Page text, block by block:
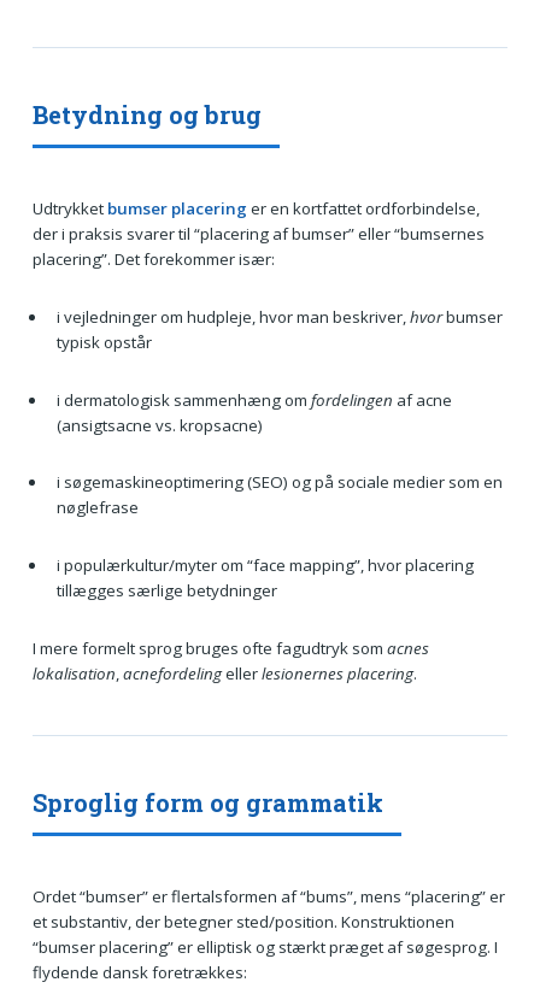
Betydning og brug
Udtrykket bumser placering er en kortfattet ordforbindelse,
der i praksis svarer til “placering af bumser” eller “bumsernes
placering”. Det forekommer især:
i vejledninger om hudpleje, hvor man beskriver,hvorbumser
typisk opstår
i dermatologisk sammenhæng om fordelingen af acne
(ansigtsacne vs. kropsacne)
i søgemaskineoptimering (SEO) og på sociale medier som en
nøglefrase
i populærkultur/myter om “face mapping”, hvor placering
tillægges særlige betydninger
I mere formelt sprog bruges ofte fagudtryk som acnes
lokalisation acnefordelingellerlesionernes placering.
Sproglig form og grammatik
Ordet “bumser” er flertalsformen af “bums”, mens “placering” er
et substantiv, der betegner sted/position. Konstruktionen
“bumser placering” er elliptisk og stærkt præget af søgesprog. I
flydende dansk foretrækkes: